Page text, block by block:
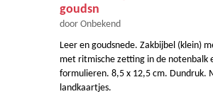
goudsn
door Onbekend
Leer en goudsnede. Zakbijbel (klein)
met ritmische zetting in de notenbalk
formulieren. 8,5 x 12,5 cm. Dundruk.
landkaartjes.